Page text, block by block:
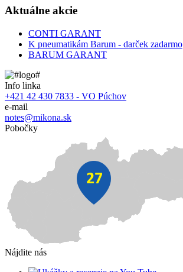
Aktuálne akcie
CONTI GARANT
K pneumatikám Barum - darček zadarmo
BARUM GARANT
Info linka
+421 42 430 7833 - VO Púchov
e-mail
notes@mikona.sk
Pobočky
Nájdite nás